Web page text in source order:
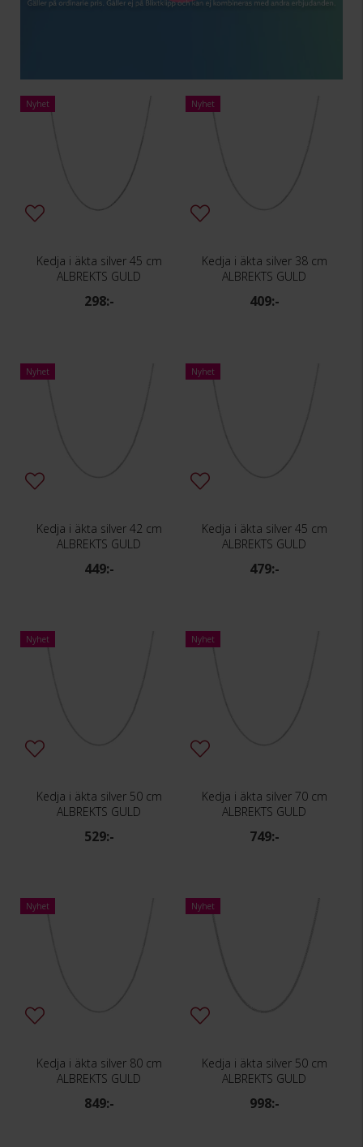
Nyhet
Kedja i äkta silver 45 cm
ALBREKTS GULD
298:-
Nyhet
Kedja i äkta silver 38 cm
ALBREKTS GULD
409:-
Nyhet
Kedja i äkta silver 42 cm
ALBREKTS GULD
449:-
Nyhet
Kedja i äkta silver 45 cm
ALBREKTS GULD
479:-
Nyhet
Kedja i äkta silver 50 cm
ALBREKTS GULD
529:-
Nyhet
Kedja i äkta silver 70 cm
ALBREKTS GULD
749:-
Nyhet
Kedja i äkta silver 80 cm
ALBREKTS GULD
849:-
Nyhet
Kedja i äkta silver 50 cm
ALBREKTS GULD
998:-